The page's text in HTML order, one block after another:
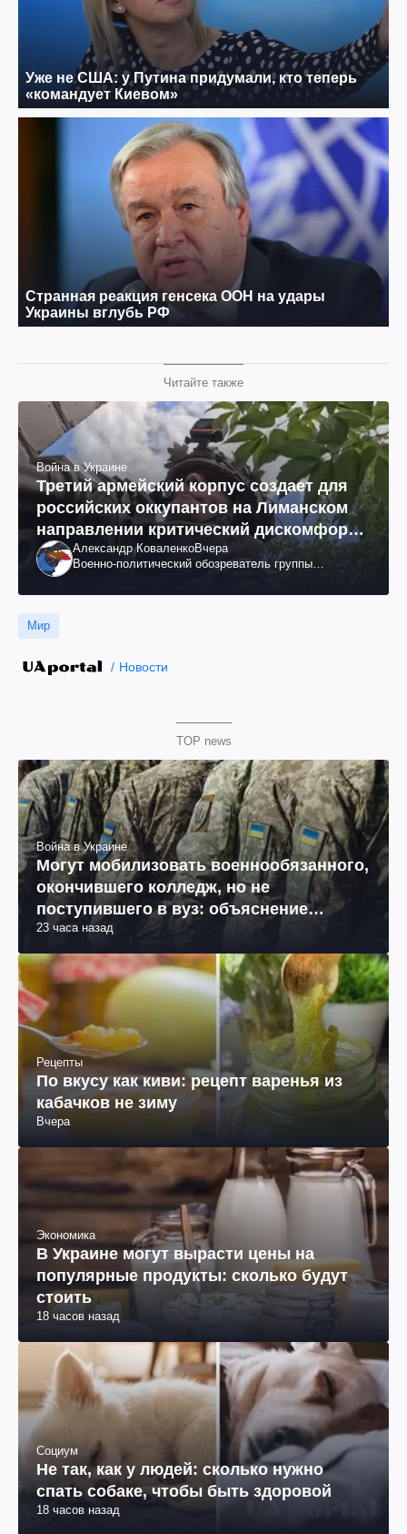
Читайте также
Война в Украине
Третий армейский корпус создает для
российских оккупантов на Лиманском
направлении критический дискомфорт:
как это удалось
Александр КоваленкоВчера
Военно-политический обозреватель группы
Мир
Новости
TOP news
Война в Украине
Могут мобилизовать военнообязанного,
окончившего колледж, но не
поступившего в вуз: объяснение
юриста
23 часа назад
Рецепты
По вкусу как киви: рецепт варенья из
кабачков не зиму
Вчера
Экономика
В Украине могут вырасти цены на
популярные продукты: сколько будут
стоить
18 часов назад
Социум
Не так, как у людей: сколько нужно
спать собаке, чтобы быть здоровой
18 часов назад